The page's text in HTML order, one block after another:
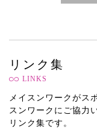
リンク集
LINKS
メイスンワークがス
スンワークにご協力
リンク集です。